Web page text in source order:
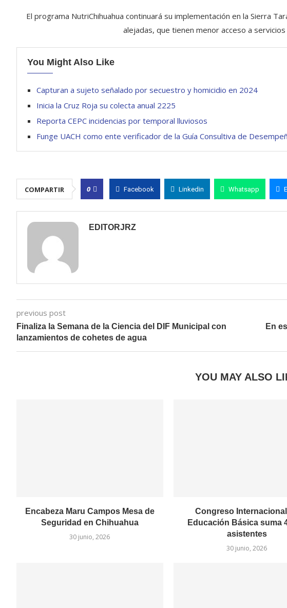
El programa NutriChihuahua continuará su implementación en la Sierra
alejadas, que tienen menor acceso a
You Might Also Like
Capturan a sujeto señalado por secuestro y homicidio en 2024
Inicia la Cruz Roja su colecta anual 2225
Reporta CEPC incidencias por temporal lluviosos
Funge UACH como ente verificador de la Guía Consultiva de
COMPARTIR 0 Facebook Linkedin Whatsapp
EDITORJRZ
previous post
Finaliza la Semana de la Ciencia del DIF Municipal con
lanzamientos de cohetes de agua
En
YOU MAY ALSO
Encabeza Maru Campos Mesa de
Seguridad en Chihuahua
30 junio, 2026
Congreso
Educación Básica suma
asistentes
30 junio, 2026